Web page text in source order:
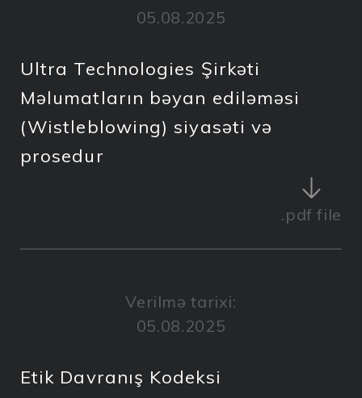
05.08.2025
Ultra Technologies Şirkəti
Məlumatların bəyan ediləməsi
(Wistleblowing) siyasəti və
prosedur
.pdf file
Verilmə tarixi:
05.08.2025
Etik Davranış Kodeksi